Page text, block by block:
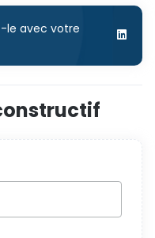
le avec votre